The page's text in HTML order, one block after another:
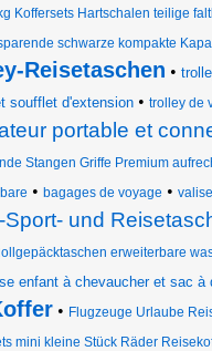
Koffersets Hartschalen teilige
schwarze kompakte
Reisetaschen •
soufflet d'extension • trolley de
portable et
Stangen Griffe Premium
• bagages de voyage •
Sport- und
erweiterbare
enfant à chevaucher et sac à
• Flugzeuge Urlaube
mini kleine Stück Räder